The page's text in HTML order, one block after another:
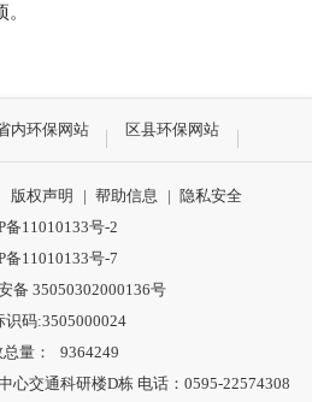
内环保网站 区县环保网站
版权声明 | 帮助信息 | 隐私安全
备11010133号-2
备11010133号-7
备 35050302000136号
识码:3505000024
量：
9364249
心交通科研楼D栋 电话：0595-22574308